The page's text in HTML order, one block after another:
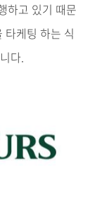
하고 있기 때문
타케팅 하는 식
다.